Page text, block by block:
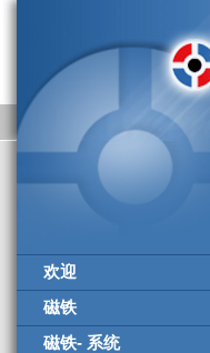
欢迎
磁铁
磁铁- 系统